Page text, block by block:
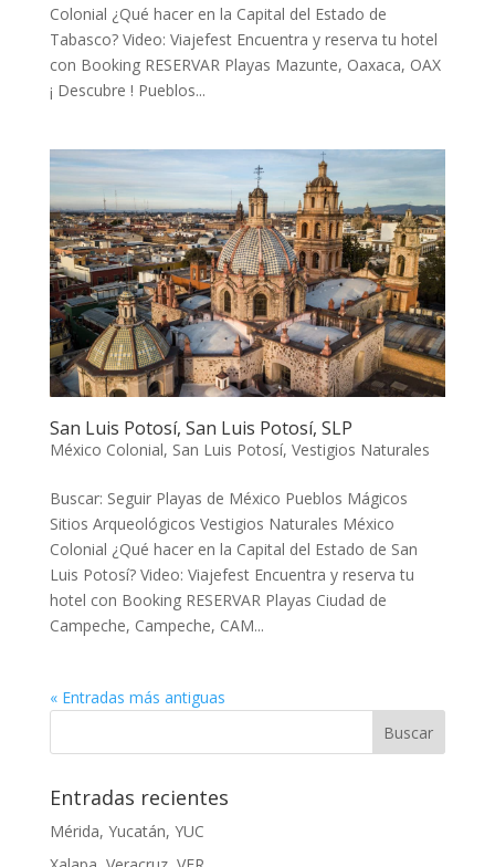
Colonial ¿Qué hacer en la Capital del Estado de
Tabasco? Video: Viajefest Encuentra y reserva tu hotel
con Booking RESERVAR Playas Mazunte, Oaxaca, OAX
¡ Descubre ! Pueblos...
San Luis Potosí, San Luis Potosí, SLP
México Colonial, San Luis Potosí, Vestigios Naturales
Buscar: Seguir Playas de México Pueblos Mágicos
Sitios Arqueológicos Vestigios Naturales México
Colonial ¿Qué hacer en la Capital del Estado de San
Luis Potosí? Video: Viajefest Encuentra y reserva tu
hotel con Booking RESERVAR Playas Ciudad de
Campeche, Campeche, CAM...
« Entradas más antiguas
Entradas recientes
Mérida, Yucatán, YUC